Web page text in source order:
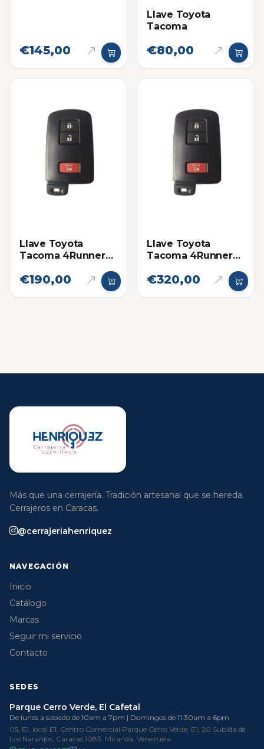
€145,00
Llave Toyota
Tacoma
€80,00
Llave Toyota
Tacoma 4Runner
Genérica
€190,00
Llave Toyota
Tacoma 4Runner
Original
€320,00
Más que una cerrajería. Tradición artesanal que se hereda.
Cerrajeros en Caracas.
@cerrajeriahenriquez
NAVEGACIÓN
Inicio
Catálogo
Marcas
Seguir mi servicio
Contacto
SEDES
Parque Cerro Verde, El Cafetal
De lunes a sabado de 10am a 7pm | Domingos de 11:30am a 6pm
05, E1, local E1, Centro Comercial Parque Cerro Verde, E1, 20 Subida de
Los Naranjos, Caracas 1083, Miranda, Venezuela